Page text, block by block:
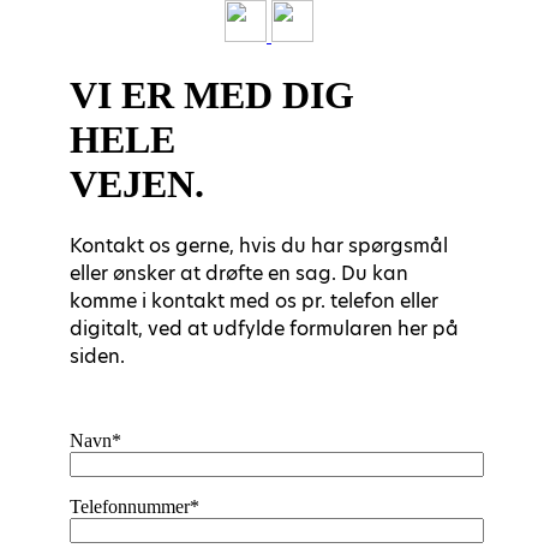
VI ER MED DIG
HELE
VEJEN.
Kontakt os gerne, hvis du har spørgsmål
eller ønsker at drøfte en sag. Du kan
komme i kontakt med os pr. telefon eller
digitalt, ved at udfylde formularen her på
siden.
Navn*
Telefonnummer*